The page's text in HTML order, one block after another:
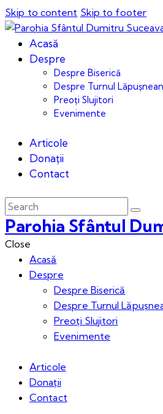
Skip to content Skip to footer
Acasă
Despre
Despre Biserică
Despre Turnul
Preoți Slujitori
Evenimente
Articole
Donații
Contact
Parohia Sfântul
Close
Acasă
Despre
Despre Biserică
Despre Turnul
Preoți Slujitori
Evenimente
Articole
Donații
Contact